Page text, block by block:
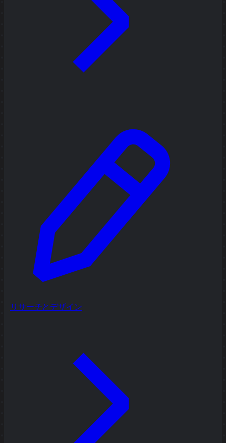
リサーチとデザイン